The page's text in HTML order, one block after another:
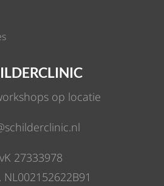
op locatie
27333978
NL002152622B91